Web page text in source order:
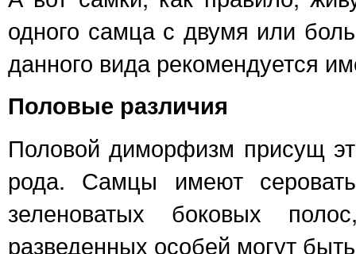
одного самца с двумя или
данного вида рекомендуется
Половые различия
Половой диморфизм присущ
рода. Самцы имеют
зеленоватых боковых
разведенных особей могут